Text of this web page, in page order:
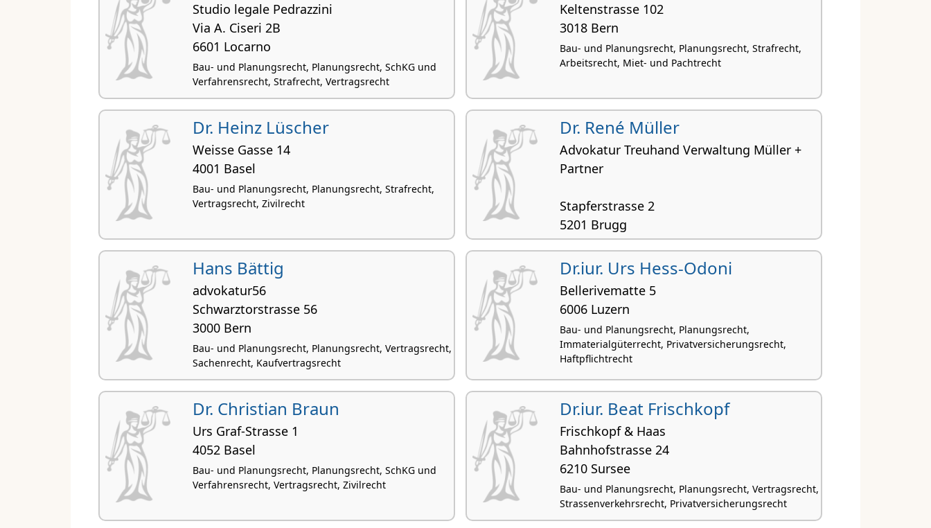
Studio legale Pedrazzini
Via A. Ciseri 2B
6601 Locarno
Bau- und Planungsrecht, Planungsrecht, SchKG und
Verfahrensrecht, Strafrecht, Vertragsrecht
Keltenstrasse 102
3018 Bern
Bau- und Planungsrecht, Planungsrecht, Strafrecht,
Arbeitsrecht, Miet- und Pachtrecht
Dr. Heinz Lüscher
Weisse Gasse 14
4001 Basel
Bau- und Planungsrecht, Planungsrecht, Strafrecht,
Vertragsrecht, Zivilrecht
Dr. René Müller
Advokatur Treuhand Verwaltung Müller +
Partner
Stapferstrasse 2
5201 Brugg
Zivilrecht, Erbrecht
Hans Bättig
advokatur56
Schwarztorstrasse 56
3000 Bern
Bau- und Planungsrecht, Planungsrecht, Vertragsrecht,
Sachenrecht, Kaufvertragsrecht
Dr.iur. Urs Hess-Odoni
Bellerivematte 5
6006 Luzern
Bau- und Planungsrecht, Planungsrecht,
Immaterialgüterrecht, Privatversicherungsrecht,
Haftpflichtrecht
Dr. Christian Braun
Urs Graf-Strasse 1
4052 Basel
Bau- und Planungsrecht, Planungsrecht, SchKG und
Verfahrensrecht, Vertragsrecht, Zivilrecht
Dr.iur. Beat Frischkopf
Frischkopf & Haas
Bahnhofstrasse 24
6210 Sursee
Bau- und Planungsrecht, Planungsrecht, Vertragsrecht,
Strassenverkehrsrecht, Privatversicherungsrecht